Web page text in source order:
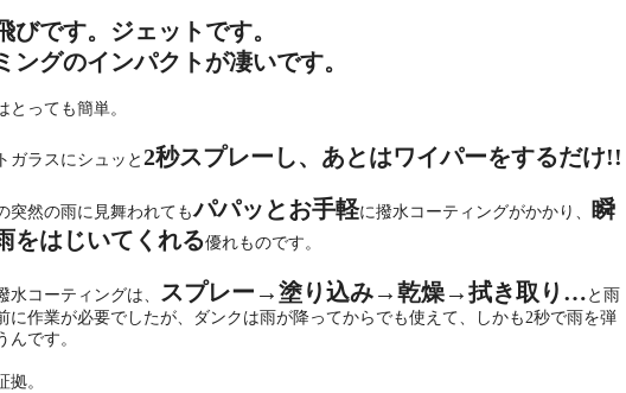
びです。ジェットです。
ングのインパクトが凄いです。
とっても簡単。
ガラスにシュッと2秒スプレーし、あとはワイパーをするだけ!!
突然の雨に見舞われてもパパッとお手軽に撥水コーティングがかかり、 瞬
をはじいてくれる優れものです。
水コーティングは、 スプレー→塗り込み→乾燥→拭き取り… と雨
に作業が必要でしたが、ダンクは雨が降ってからでも使えて、しかも2秒で雨を弾
んです。
拠。